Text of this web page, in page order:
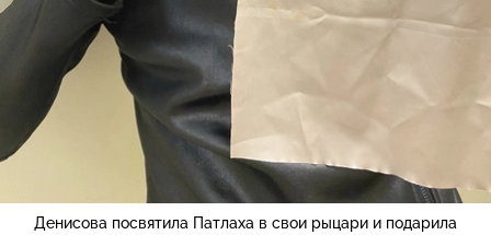
Денисова посвятила Патлаха в свои рыцари и подарила